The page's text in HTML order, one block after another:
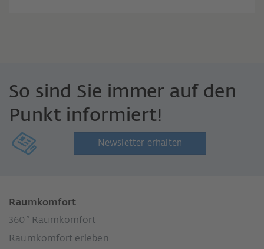
So sind Sie immer auf den
Punkt informiert!
Newsletter erhalten
Raumkomfort
360° Raumkomfort
Raumkomfort erleben